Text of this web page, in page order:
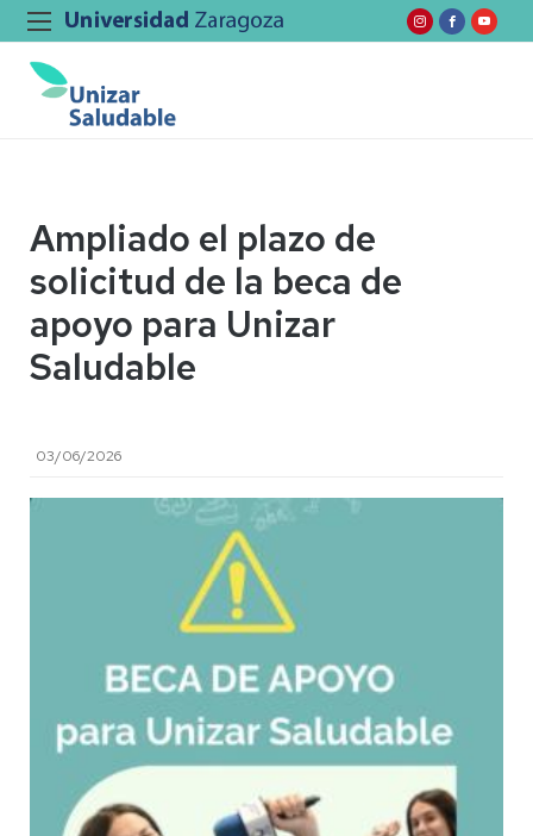
Ampliado el plazo de
solicitud de la beca de
apoyo para Unizar
Saludable
03/06/2026